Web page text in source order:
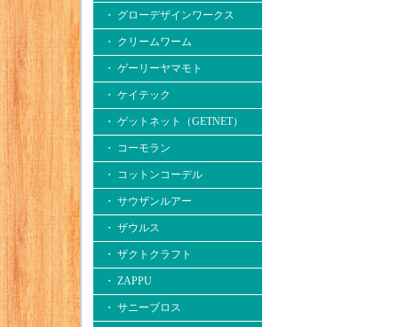
・ グローデザインワークス
・ クリームワーム
・ ゲーリーヤマモト
・ ケイテック
・ ゲットネット（GETNET）
・ コーモラン
・ コットンコーデル
・ サウザンルアー
・ ザウルス
・ ザクトクラフト
・ ZAPPU
・ サニーブロス